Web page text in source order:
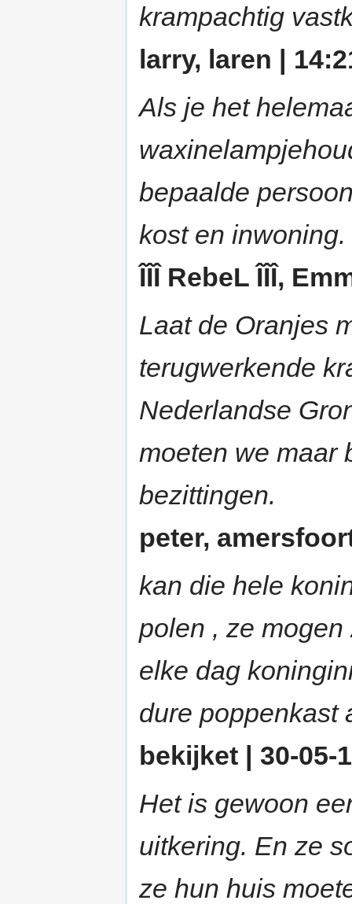
krampachtig
larry, laren |
Als je het
bepaalde
kost en inwoning.
ÎÎÎ RebeL ÎÎÎ,
Laat de Oranjes
terugwerkende
Nederlandse
moeten we maar
bezittingen.
peter,
kan die hele
polen , ze
elke dag
dure poppenkast
bekijket | 30-05-
Het is gewoon
uitkering. En ze
ze hun huis